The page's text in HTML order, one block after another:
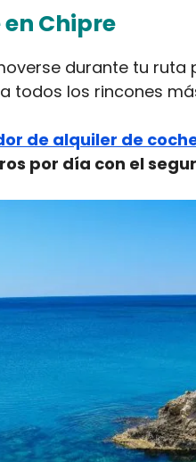
Chipre
durante tu ruta
todos los rincones
de alquiler de
por día con el